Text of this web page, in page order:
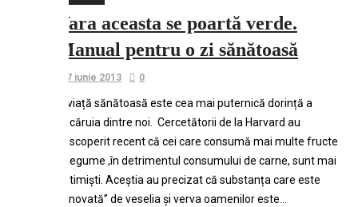
Vara aceasta se poartă verde.
Manual pentru o zi sănătoasă
7 iunie 2013 0
O viață sănătoasă este cea mai puternică dorință a
fiecăruia dintre noi. Cercetătorii de la Harvard au
descoperit recent că cei care consumă mai multe fructe
și legume ,în detrimentul consumului de carne, sunt mai
optimiști. Aceștia au precizat că substanța care este
„vinovată” de veselia și verva oamenilor este...